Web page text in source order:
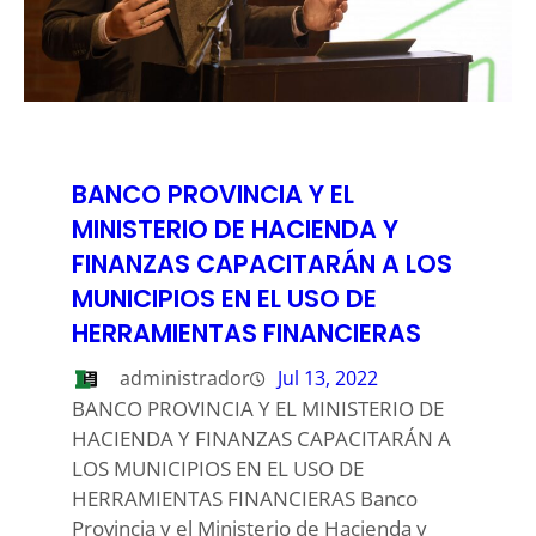
BANCO PROVINCIA Y EL
MINISTERIO DE HACIENDA Y
FINANZAS CAPACITARÁN A LOS
MUNICIPIOS EN EL USO DE
HERRAMIENTAS FINANCIERAS
administrador Jul 13, 2022
BANCO PROVINCIA Y EL MINISTERIO DE
HACIENDA Y FINANZAS CAPACITARÁN A
LOS MUNICIPIOS EN EL USO DE
HERRAMIENTAS FINANCIERAS Banco
Provincia y el Ministerio de Hacienda y